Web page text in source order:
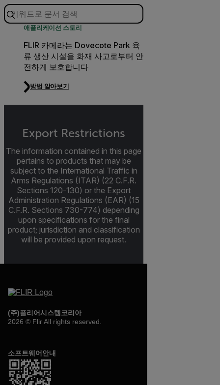
애플리케이션 스토리
FLIR 카메라는 Dovecote Park 육
류 생산 시설을 화재 사고로부터 안
전하게 보호합니다
방법 알아보기
Export Restrictions
The information contained in this page
pertains to products that may be
subject to the International Traffic in
Arms Regulations (ITAR) (22 C.F.R.
Sections 120-130) or the Export
Administration Regulations (EAR) (15
C.F.R. Sections 730-774) depending
upon specifications for the final
product; jurisdiction and classification
will be provided upon request.
(주)플리어시스템코리아
2026 © Flir All rights reserved.
소프트웨어안내